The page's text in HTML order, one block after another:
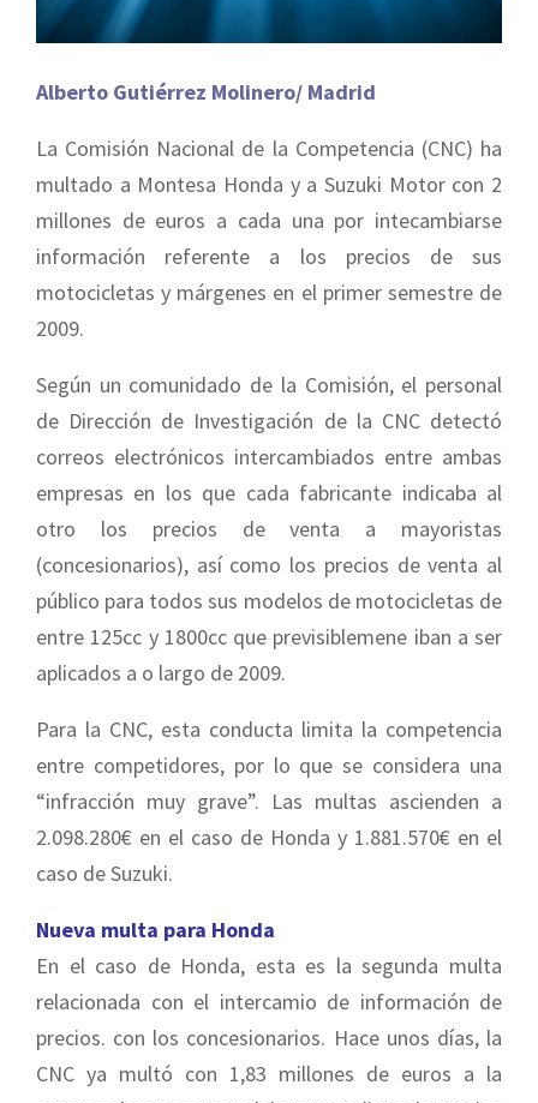
Alberto Gutiérrez Molinero/ Madrid
La Comisión Nacional de la Competencia (CNC) ha
multado a Montesa Honda y a Suzuki Motor con 2
millones de euros a cada una por intecambiarse
información referente a los precios de sus
motocicletas y márgenes en el primer semestre de
2009.
Según un comunidado de la Comisión, el personal
de Dirección de Investigación de la CNC detectó
correos electrónicos intercambiados entre ambas
empresas en los que cada fabricante indicaba al
otro los precios de venta a mayoristas
(concesionarios), así como los precios de venta al
público para todos sus modelos de motocicletas de
entre 125cc y 1800cc que previsiblemene iban a ser
aplicados a o largo de 2009.
Para la CNC, esta conducta limita la competencia
entre competidores, por lo que se considera una
“infracción muy grave”. Las multas ascienden a
2.098.280€ en el caso de Honda y 1.881.570€ en el
caso de Suzuki.
Nueva multa para Honda
En el caso de Honda, esta es la segunda multa
relacionada con el intercamio de información de
precios. con los concesionarios. Hace unos días, la
CNC ya multó con 1,83 millones de euros a la